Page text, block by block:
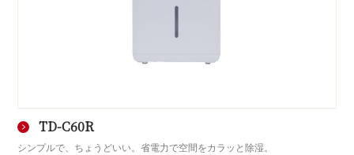
TD-C60R
シンプルで、ちょうどいい。省電力で空間をカラッと除湿。